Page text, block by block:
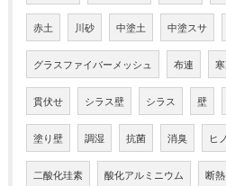
赤土 川砂 中塗土 中塗スサ
グラスファイバーメッシュ 布連
貫伏せ シラス壁 シラス 壁
塗り壁 調湿 抗菌 消臭 ヒ
二酸化珪素 酸化アルミニウム 断熱